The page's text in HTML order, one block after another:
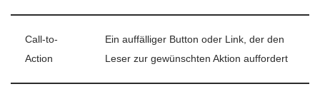
Call-to-
Action
Ein auffälliger Button oder Link, der den
Leser zur gewünschten Aktion auffordert